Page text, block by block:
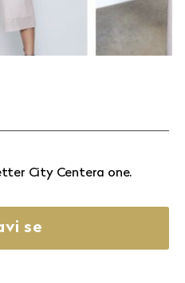
City Centera one.
se